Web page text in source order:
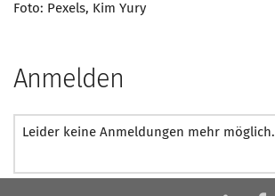
Foto: Pexels, Kim Yury
Anmelden
Leider keine Anmeldungen mehr möglich.